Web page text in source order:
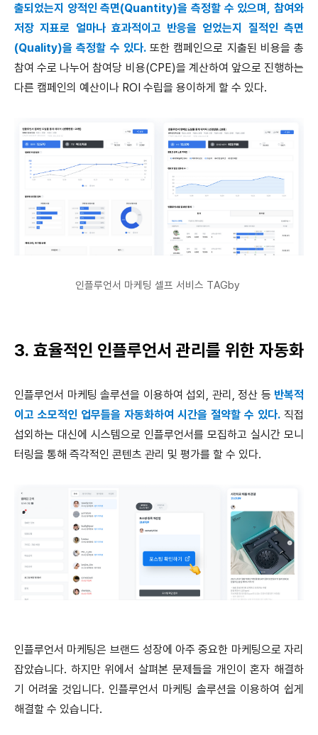
출되었는지 양적인 측면(Quantity)을 측정할 수 있으며, 참여와
저장 지표로 얼마나 효과적이고 반응을 얻었는지 질적인 측면
(Quality)을 측정할 수 있다. 또한 캠페인으로 지출된 비용을 총
참여 수로 나누어 참여당 비용(CPE)을 계산하여 앞으로 진행하는
다른 캠페인의 예산이나 ROI 수립을 용이하게 할 수 있다.
인플루언서 마케팅 셀프 서비스 TAGby
3. 효율적인 인플루언서 관리를 위한 자동화
인플루언서 마케팅 솔루션을 이용하여 섭외, 관리, 정산 등 반복적
이고 소모적인 업무들을 자동화하여 시간을 절약할 수 있다. 직접
섭외하는 대신에 시스템으로 인플루언서를 모집하고 실시간 모니
터링을 통해 즉각적인 콘텐츠 관리 및 평가를 할 수 있다.
인플루언서 마케팅은 브랜드 성장에 아주 중요한 마케팅으로 자리
잡았습니다. 하지만 위에서 살펴본 문제들을 개인이 혼자 해결하
기 어려울 것입니다. 인플루언서 마케팅 솔루션을 이용하여 쉽게
해결할 수 있습니다.